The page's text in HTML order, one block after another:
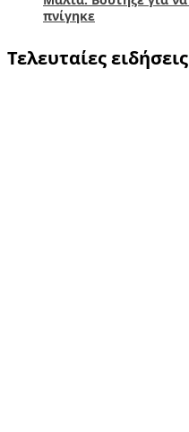
πνίγηκε
Τελευταίες ειδήσεις